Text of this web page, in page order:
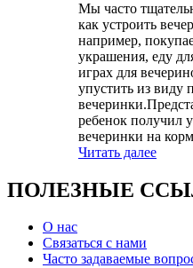
Мы часто
как устроить
например,
украшения, еду
играх для
упустить из виду
ребенок получил
вечеринки на
Читать далее
ПОЛЕЗНЫЕ
О нас
Связаться с нами
Часто задаваемые